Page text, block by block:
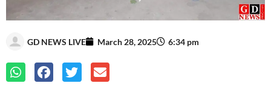
GD NEWS LIVE March 28, 2025 6:34 pm